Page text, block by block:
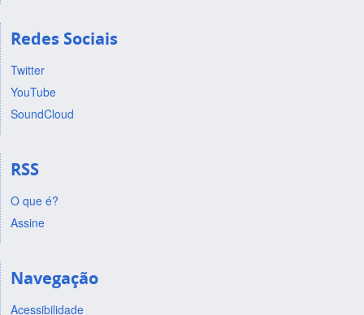
Redes Sociais
Twitter
YouTube
SoundCloud
RSS
O que é?
Assine
Navegação
Acessibilidade